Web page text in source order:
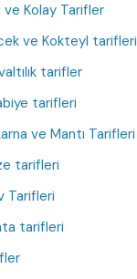
ve Kolay Tarifler
ve Kokteyl tarifleri
tarifler
tarifleri
ve Mantı Tarifleri
tarifleri
Tarifleri
tarifleri